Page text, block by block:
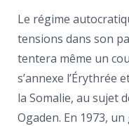
Le régime
tensions dans son
tentera même un
s’annexe l’Érythrée
la Somalie, au sujet
Ogaden. En 1973,